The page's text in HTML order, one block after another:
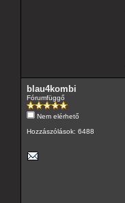
blau4kombi
Fórumfüggő
Nem elérhető
Hozzászólások: 6488